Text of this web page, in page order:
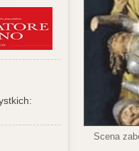
Scena